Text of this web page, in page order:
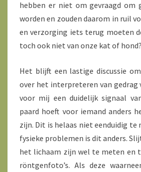
hebben er niet om gevraagd om
worden en zouden daarom in ruil
en verzorging iets terug moeten
toch ook niet van onze kat of hond?
Het blijft een lastige discussie
over het interpreteren van gedrag
voor mij een duidelijk signaal
paard hoeft voor iemand anders
zijn. Dit is helaas niet eenduidig
fysieke problemen is dit anders.
het lichaam zijn wel te meten en
röntgenfoto’s. Als deze